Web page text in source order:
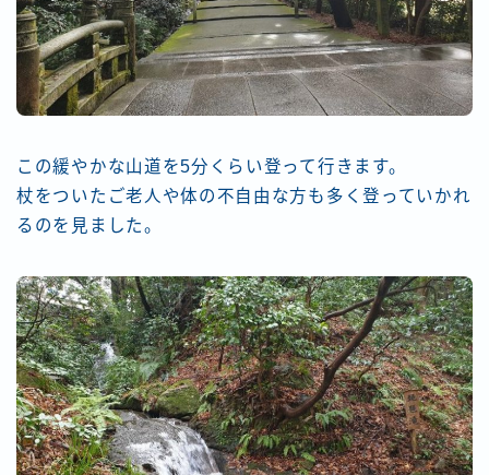
この緩やかな山道を5分くらい登って行きます。
杖をついたご老人や体の不自由な方も多く登っていかれ
るのを見ました。